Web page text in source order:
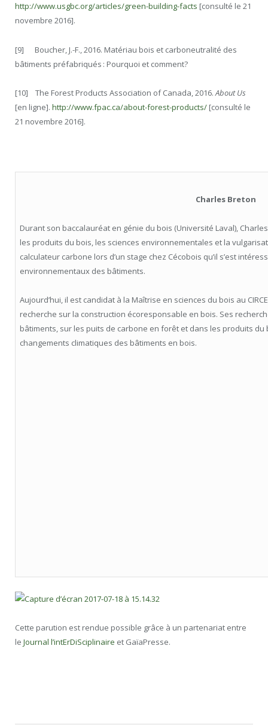
http://www.usgbc.org/articles/green-building-facts [consulté le 21
novembre 2016].
[9] Boucher, J.-F., 2016. Matériau bois et carboneutralité des
bâtiments préfabriqués : Pourquoi et comment?
[10] The Forest Products Association of Canada, 2016.About Us
[en ligne]. http://www.fpac.ca/about-forest-products/ [consulté le
21 novembre 2016].
Charles Breton
Durant son baccalauréat en génie du bois (Université Laval),
les produits du bois, les sciences environnementales et la
calculateur carbone lors d’un stage chez Cécobois qu’il s’est
environnementaux des bâtiments.
Aujourd’hui, il est candidat à la Maîtrise en sciences du bois au
recherche sur la construction écoresponsable en bois. Ses
bâtiments, sur les puits de carbone en forêt et dans les produits du
changements climatiques des bâtiments en bois.
Cette parution est rendue possible grâce à un partenariat entre
le Journal l’intErDiSciplinaire et GaïaPresse.